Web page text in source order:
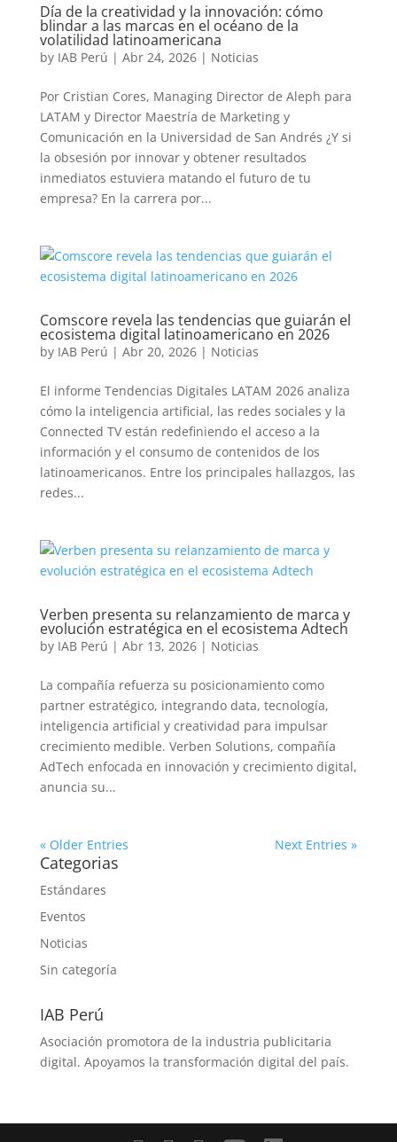
Día de la creatividad y la innovación: cómo
blindar a las marcas en el océano de la
volatilidad latinoamericana
by IAB Perú | Abr 24, 2026| Noticias
Por Cristian Cores, Managing Director de Aleph para
LATAM y Director Maestría de Marketing y
Comunicación en la Universidad de San Andrés ¿Y si
la obsesión por innovar y obtener resultados
inmediatos estuviera matando el futuro de tu
empresa? En la carrera por...
Comscore revela las tendencias que guiarán el
ecosistema digital latinoamericano en 2026
by IAB Perú | Abr 20, 2026| Noticias
El informe Tendencias Digitales LATAM 2026 analiza
cómo la inteligencia artificial, las redes sociales y la
Connected TV están redefiniendo el acceso a la
información y el consumo de contenidos de los
latinoamericanos. Entre los principales hallazgos, las
redes...
Verben presenta su relanzamiento de marca y
evolución estratégica en el ecosistema Adtech
by IAB Perú | Abr 13, 2026| Noticias
La compañía refuerza su posicionamiento como
partner estratégico, integrando data, tecnología,
inteligencia artificial y creatividad para impulsar
crecimiento medible. Verben Solutions, compañía
AdTech enfocada en innovación y crecimiento digital,
anuncia su...
« Older Entries Next Entries »
Categorias
Estándares
Eventos
Noticias
Sin categoría
IAB Perú
Asociación promotora de la industria publicitaria
digital. Apoyamos la transformación digital del país.